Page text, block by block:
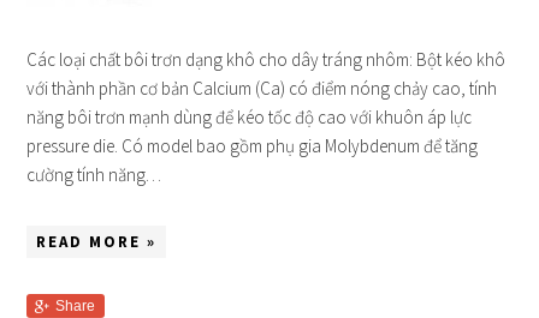
Các loại chất bôi trơn dạng khô cho dây tráng nhôm: Bột kéo khô
với thành phần cơ bản Calcium (Ca) có điểm nóng chảy cao, tính
năng bôi trơn mạnh dùng để kéo tốc độ cao với khuôn áp lực
pressure die. Có model bao gồm phụ gia Molybdenum để tăng
cường tính năng…
READ MORE »
Share